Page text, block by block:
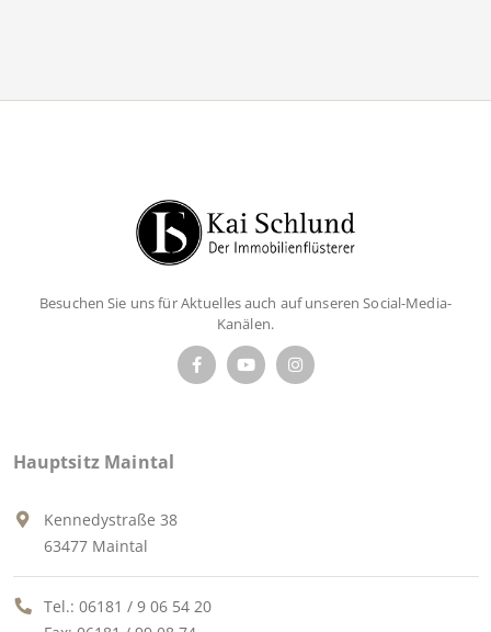
Besuchen Sie uns für Aktuelles auch auf unseren Social-Media-
Kanälen.
Hauptsitz Maintal
Kennedystraße 38
63477 Maintal
Tel.: 06181 / 9 06 54 20